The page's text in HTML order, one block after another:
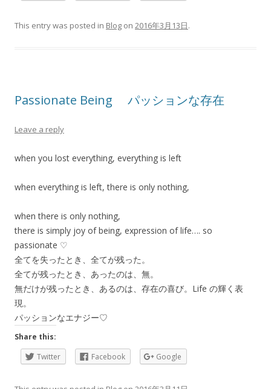
This entry was posted in Blog on 2016年3月13日.
Passionate Being パッションな存在
Leave a reply
when you lost everything, everything is left
when everything is left, there is only nothing,
when there is only nothing,
there is simply joy of being, expression of life…. so
passionate ♡
全てを失ったとき、全てが残った。
全てが残ったとき、あったのは、無。
無だけが残ったとき、あるのは、存在の喜び。Life の輝く表
現。
パッションなエナジー♡
Share this:
Twitter
Facebook Google